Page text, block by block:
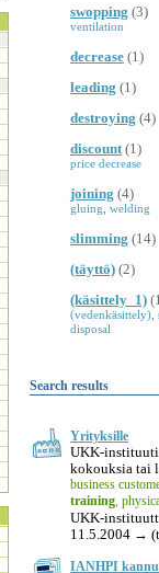
swopping (3)
ventilation
decrease (1)
leading (1)
destroying (4)
discount (1)
price decrease
joining (4)
gluing welding
slimming (14)
(täyttö) (2)
(käsittely_1)
(vedenkäsittely)
disposal
Search results
Yrityksille
UKK-
kokouksia tai
business
training
UKK-
11.5.2004 →
IANHPI